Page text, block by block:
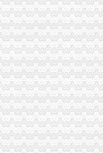
食品报关资料进口
宝寰集装箱运输公司
_宁波瓯伟嘉工贸有限
好】-中国制造
吧